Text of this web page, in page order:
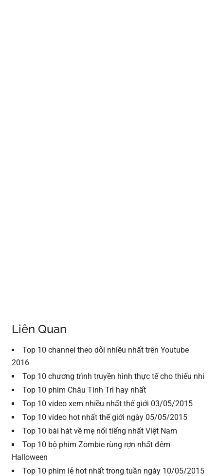
Liên Quan
Top 10 channel theo dõi nhiều nhất trên Youtube
2016
Top 10 chương trình truyền hình thực tế cho thiếu nhi
Top 10 phim Châu Tinh Trì hay nhất
Top 10 video xem nhiều nhất thế giới 03/05/2015
Top 10 video hot nhất thế giới ngày 05/05/2015
Top 10 bài hát về mẹ nổi tiếng nhất Việt Nam
Top 10 bộ phim Zombie rùng rợn nhất đêm
Halloween
Top 10 phim lẻ hot nhất trong tuần ngày 10/05/2015